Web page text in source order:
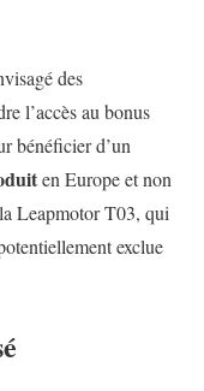
des
l’accès au bonus
bénéficier d’un
en Europe et non
Leapmotor T03, qui
exclue